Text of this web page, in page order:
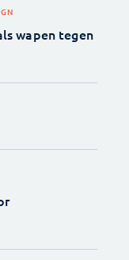
wapen tegen